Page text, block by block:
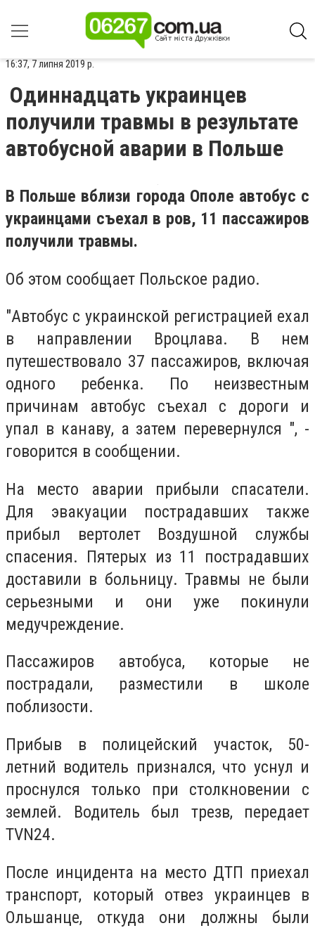
16:37, 7 липня 2019 р.
Одиннадцать украинцев
получили травмы в результате
автобусной аварии в Польше
В Польше вблизи города Ополе автобус с
украинцами съехал в ров, 11 пассажиров
получили травмы.
Об этом сообщает Польское радио.
"Автобус с украинской регистрацией ехал
в направлении Вроцлава. В нем
путешествовало 37 пассажиров, включая
одного ребенка. По неизвестным
причинам автобус съехал с дороги и
упал в канаву, а затем перевернулся ", -
говорится в сообщении.
На место аварии прибыли спасатели.
Для эвакуации пострадавших также
прибыл вертолет Воздушной службы
спасения. Пятерых из 11 пострадавших
доставили в больницу. Травмы не были
серьезными и они уже покинули
медучреждение.
Пассажиров автобуса, которые не
пострадали, разместили в школе
поблизости.
Прибыв в полицейский участок, 50-
летний водитель признался, что уснул и
проснулся только при столкновении с
землей. Водитель был трезв, передает
TVN24.
После инцидента на место ДТП приехал
транспорт, который отвез украинцев в
Ольшанце, откуда они должны были